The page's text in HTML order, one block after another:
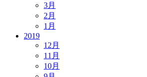
3月
2月
1月
2019
12月
11月
10月